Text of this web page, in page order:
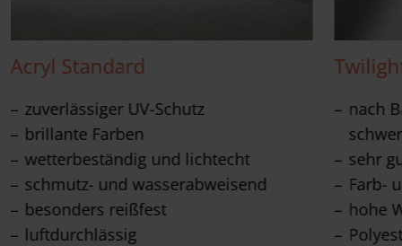
Acryl Standard
zuverlässiger UV-Schutz
brillante Farben
wetterbeständig und lichtecht
schmutz- und wasserabweisend
besonders reißfest
luftdurchlässig
nach
sehr
Farb-
hohe